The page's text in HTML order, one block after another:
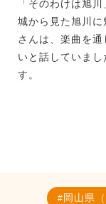
「そのわけは旭
城から見た旭川に
さんは、楽曲を
いと話していま
す。
岡山県